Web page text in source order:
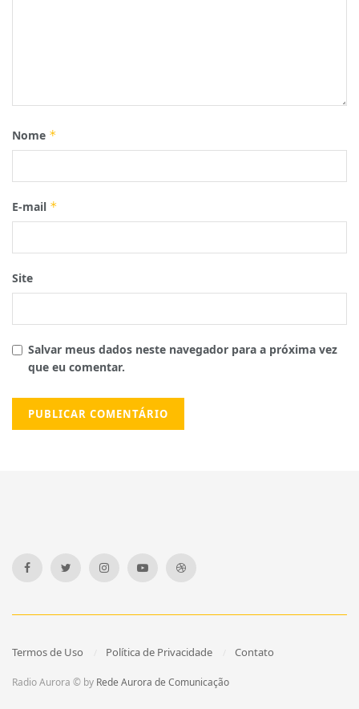
Nome *
E-mail *
Site
Salvar meus dados neste navegador para a próxima vez
que eu comentar.
Termos de Uso Política de Privacidade Contato
Radio Aurora © by Rede Aurora de Comunicação